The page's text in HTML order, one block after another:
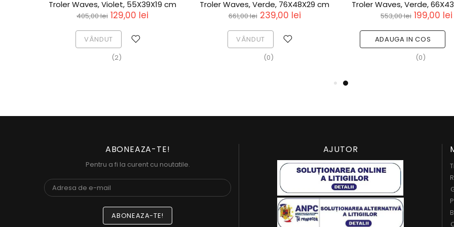
Troler Waves, Violet, 55X39X19 cm
405,00 lei 129,00 lei
VÂNDUT
(2)
Troler Waves, Verde, 76X48X29 cm
661,00 lei 239,00 lei
VÂNDUT
(0)
Troler Waves, Verde,
553,00 lei 199,00 lei
ADAUGA IN COS
(0)
ABONEAZA-TE!
Pentru a fi la curent cu noutatile.
AJUTOR